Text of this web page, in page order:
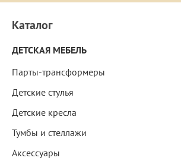
Каталог
ДЕТСКАЯ МЕБЕЛЬ
Парты-трансформеры
Детские стулья
Детские кресла
Тумбы и стеллажи
Аксессуары